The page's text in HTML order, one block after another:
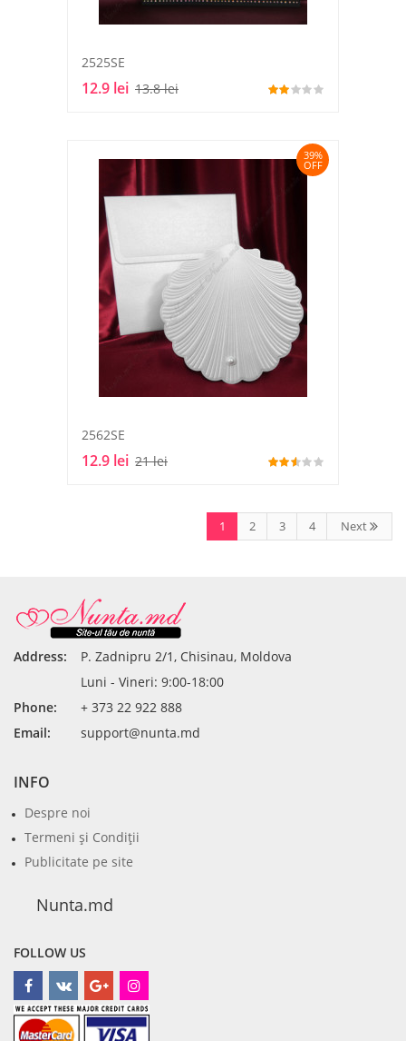
2525SE
12.9 lei 13.8 lei
39%
OFF
2562SE
12.9 lei 21 lei
1 2 3 4 Next
Address:
P. Zadnipru 2/1, Chisinau, Moldova
Luni - Vineri: 9:00-18:00
Phone:
+ 373 22 922 888
Email:
support@nunta.md
INFO
Despre noi
Termeni şi Condiţii
Publicitate pe site
Nunta.md
FOLLOW US